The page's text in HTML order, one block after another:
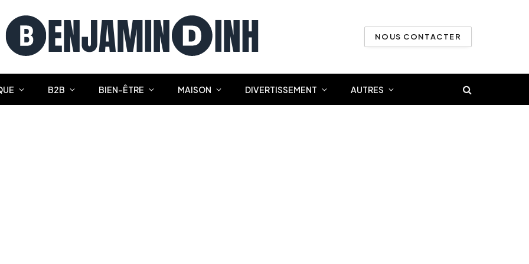
NOUS CONTACTER
B2B BIEN-ÊTRE MAISON DIVERTISSEMENT AUTRES